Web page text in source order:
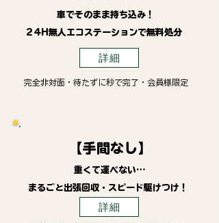
車でそのまま持ち込み！
24H無人エコステーションで無料処分
詳細
完全非対面・待たずに秒で完了・会員様限定
【手間なし】
重くて運べない…
まるごと出張回収・スピード駆けつけ！
詳細